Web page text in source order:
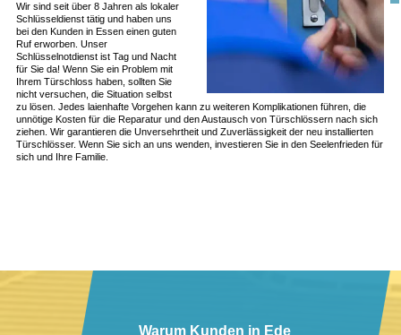
Wir sind seit über 8 Jahren als lokaler
Schlüsseldienst tätig und haben uns
bei den Kunden in Essen einen guten
Ruf erworben. Unser
Schlüsselnotdienst ist Tag und Nacht
für Sie da! Wenn Sie ein Problem mit
Ihrem Türschloss haben, sollten Sie
nicht versuchen, die Situation selbst
zu lösen. Jedes laienhafte Vorgehen kann zu weiteren Komplikationen führen, die
unnötige Kosten für die Reparatur und den Austausch von Türschlössern nach sich
ziehen. Wir garantieren die Unversehrtheit und Zuverlässigkeit der neu installierten
Türschlösser. Wenn Sie sich an uns wenden, investieren Sie in den Seelenfrieden für
sich und Ihre Familie.
Warum Kunden in Ede